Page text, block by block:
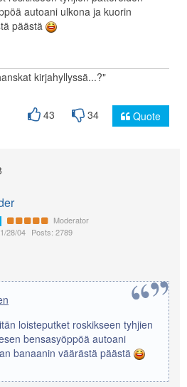
autoani ulkona ja kuorin
päästä
kirjahyllyssä...?"
43 34 Quote
Moderator
28/04 Posts: 2789
loisteputket roskikseen tyhjien
bensasyöppöä autoani
banaanin väärästä päästä